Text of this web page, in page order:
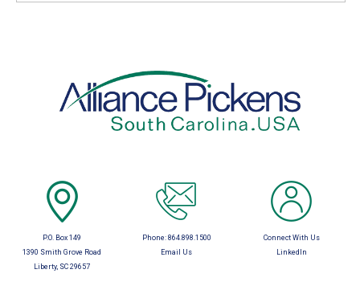
P.O. Box 149
1390 Smith Grove Road
Liberty, SC 29657
Phone: 864.898.1500
Email Us
Connect With Us
LinkedIn